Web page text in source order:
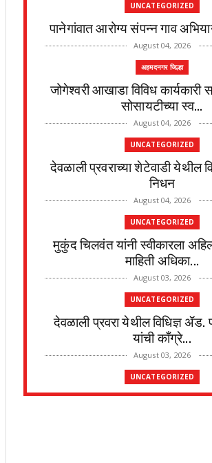
UNCATEGORIZED
पानेगांवात आरोग्य संपन्न गाव
August 04, 2026
अहमदनगर जिल्हा
जोगेश्वरी आखाडा विविध कार्यकारी
सोसायटीच्या स्व...
August 04, 2026
UNCATEGORIZED
देवळाली प्रवराच्या शेटेवाडी येथील
निधन
August 04, 2026
UNCATEGORIZED
मुकुंद चिलवंत यांनी स्वीकारला
माहिती अधिका...
August 03, 2026
UNCATEGORIZED
देवळाली प्रवरा येथील विधिज्ञ
यांची काँग्रे...
August 03, 2026
UNCATEGORIZED
देवळाली प्रवरा येथील